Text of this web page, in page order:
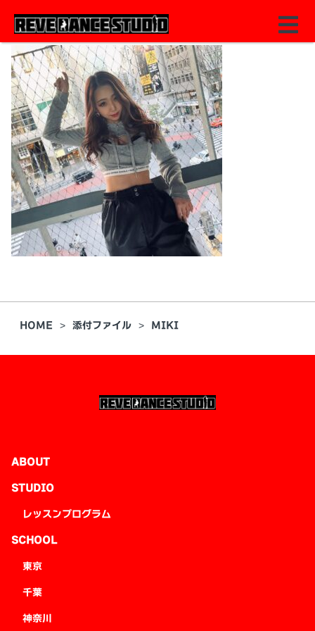
HOME 添付ファイル MIKI
ABOUT
STUDIO
レッスンプログラム
SCHOOL
東京
千葉
神奈川